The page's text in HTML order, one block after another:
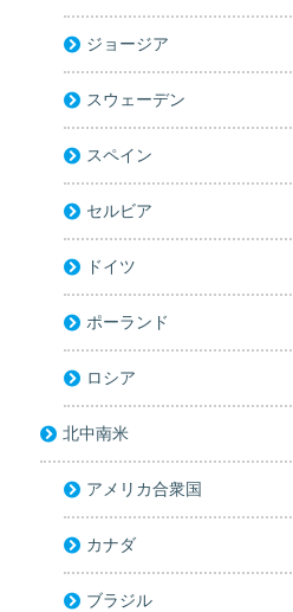
ジョージア
スウェーデン
スペイン
セルビア
ドイツ
ポーランド
ロシア
北中南米
アメリカ合衆国
カナダ
ブラジル